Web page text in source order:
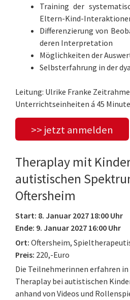
Training der
Eltern-Kind-
Differenzierung von
deren Interpretation
Möglichkeiten der
Selbsterfahrung in der
Leitung: Ulrike Franke
Unterrichtseinheiten á 45
>> jetzt anmelden
Theraplay mit
autistischen
Oftersheim
Start: 8. Januar 2027 18:00 Uhr
Ende: 9. Januar 2027 16:00 Uhr
Ort: Oftersheim,
Preis: 220,-Euro
Die Teilnehmerinnen erfahren in
Theraplay bei autistischen
anhand von Videos und